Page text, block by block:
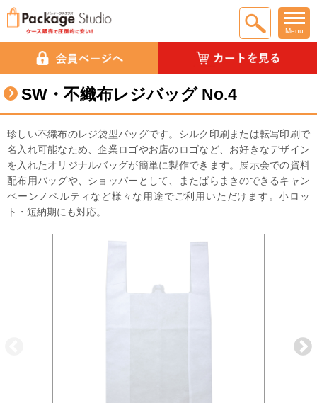
Menu
SW・不織布レジバッグ No.4
珍しい不織布のレジ袋型バッグです。シルク印刷または転写印刷で
名入れ可能なため、企業ロゴやお店のロゴなど、お好きなデザイン
を入れたオリジナルバッグが簡単に製作できます。展示会での資料
配布用バッグや、ショッパーとして、またばらまきのできるキャン
ペーンノベルティなど様々な用途でご利用いただけます。小ロッ
ト・短納期にも対応。